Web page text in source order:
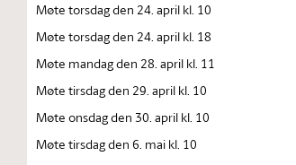
Møte torsdag den 24. april kl. 10
Møte torsdag den 24. april kl. 18
Møte mandag den 28. april kl. 11
Møte tirsdag den 29. april kl. 10
Møte onsdag den 30. april kl. 10
Møte tirsdag den 6. mai kl. 10